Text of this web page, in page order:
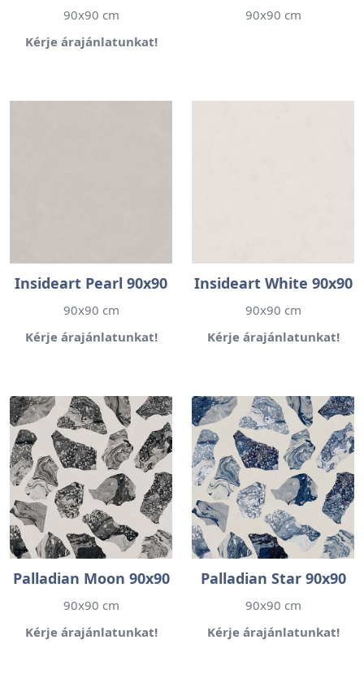
90x90 cm
Kérje árajánlatunkat!
90x90 cm
Insideart Pearl 90x90
90x90 cm
Kérje árajánlatunkat!
Insideart White 90x90
90x90 cm
Kérje árajánlatunkat!
Palladian Moon 90x90
90x90 cm
Kérje árajánlatunkat!
Palladian Star 90x90
90x90 cm
Kérje árajánlatunkat!